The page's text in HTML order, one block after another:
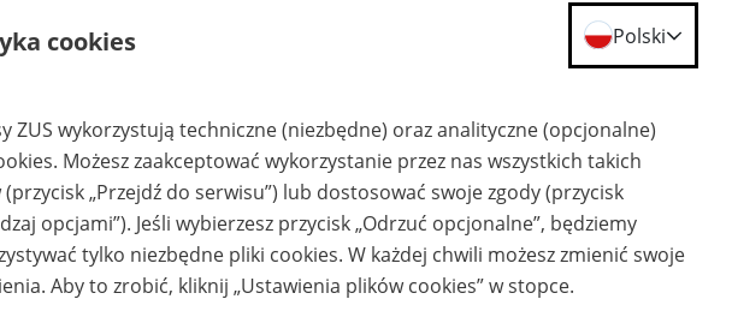
zachęcanie do świadomego planowania kariery i
ZUS przez działania informacyjne i edukacyjne wspiera
kontynuowaniu aktywności zawodowej, dbaniu o zdrowie
Aktywni 50+to współpraca ZUS z organizacjami
edukowania nt. systemu emerytalnego w Polsce – tego co
działań z obszaru prewencji wypadkowej i prewencji
realizowanej przez ZUS.
W ramach inicjatywy Aktywni 50+, ZUS edukuje:
cookies Polski
ZUS wykorzystują techniczne (niezbędne) oraz analityczne (opcjonalne)
Możesz zaakceptować wykorzystanie przez nas wszystkich takich
„Przejdź do serwisu”) lub dostosować swoje zgody (przycisk
opcjami”). Jeśli wybierzesz przycisk „Odrzuć opcjonalne”, będziemy
tylko niezbędne pliki cookies. W każdej chwili możesz zmienić swoje
Aby to zrobić, kliknij „Ustawienia plików cookies” w stopce.